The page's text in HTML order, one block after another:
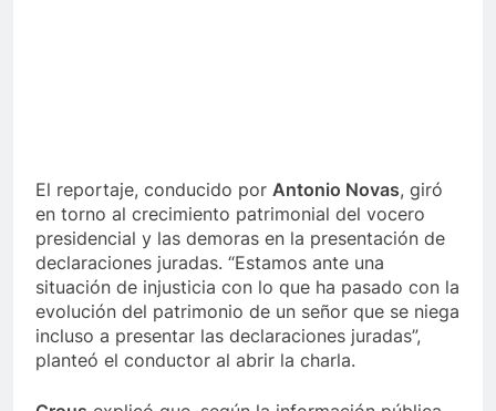
El reportaje, conducido por Antonio Novas, giró
en torno al crecimiento patrimonial del vocero
presidencial y las demoras en la presentación de
declaraciones juradas. “Estamos ante una
situación de injusticia con lo que ha pasado con la
evolución del patrimonio de un señor que se niega
incluso a presentar las declaraciones juradas”,
planteó el conductor al abrir la charla.